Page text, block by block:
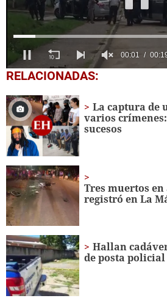
0
seconds
19
seconds
RELACIONADAS:
La captura de
varios
sucesos
Tres muertos en
registró en La
Hallan
de posta policial